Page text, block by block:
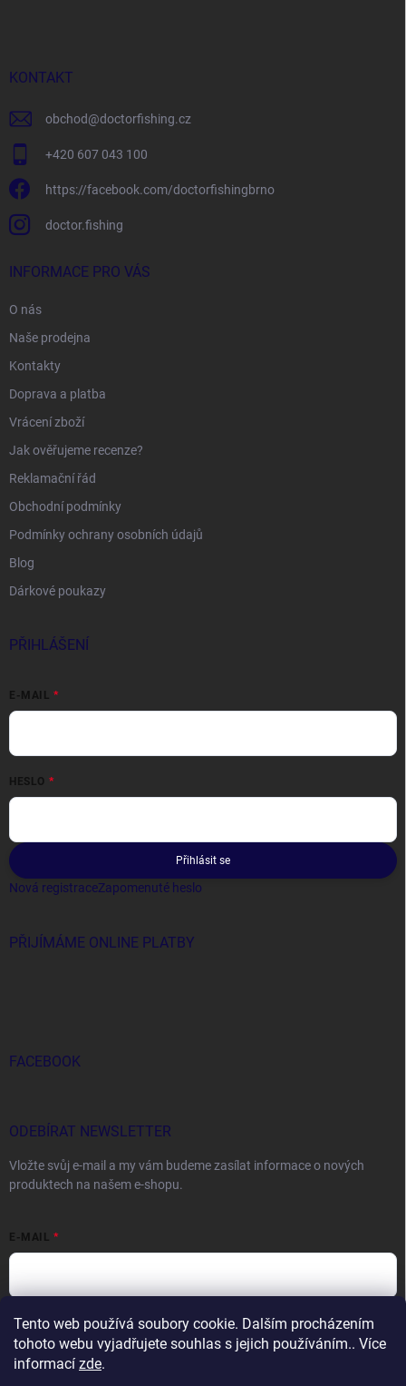
Tento web používá soubory cookie. Dalším procházením
tohoto webu vyjadřujete souhlas s jejich používáním.. Více
informací zde.
KONTAKT
obchod@doctorfishing.cz
+420 607 043 100
https://facebook.com/doctorfishingbrno
doctor.fishing
INFORMACE PRO VÁS
O nás
Naše prodejna
Kontakty
Doprava a platba
Vrácení zboží
Jak ověřujeme recenze?
Reklamační řád
Obchodní podmínky
Podmínky ochrany osobních údajů
Blog
Dárkové poukazy
PŘIHLÁŠENÍ
E-MAIL
HESLO
Přihlásit se
Nová registraceZapomenuté heslo
PŘIJÍMÁME ONLINE PLATBY
FACEBOOK
ODEBÍRAT NEWSLETTER
Vložte svůj e-mail a my vám budeme zasílat informace o nových
produktech na našem e-shopu.
E-MAIL
Vložením e-mailu souhlasíte spodmínkami ochrany osobních údajů
Přihlásit se